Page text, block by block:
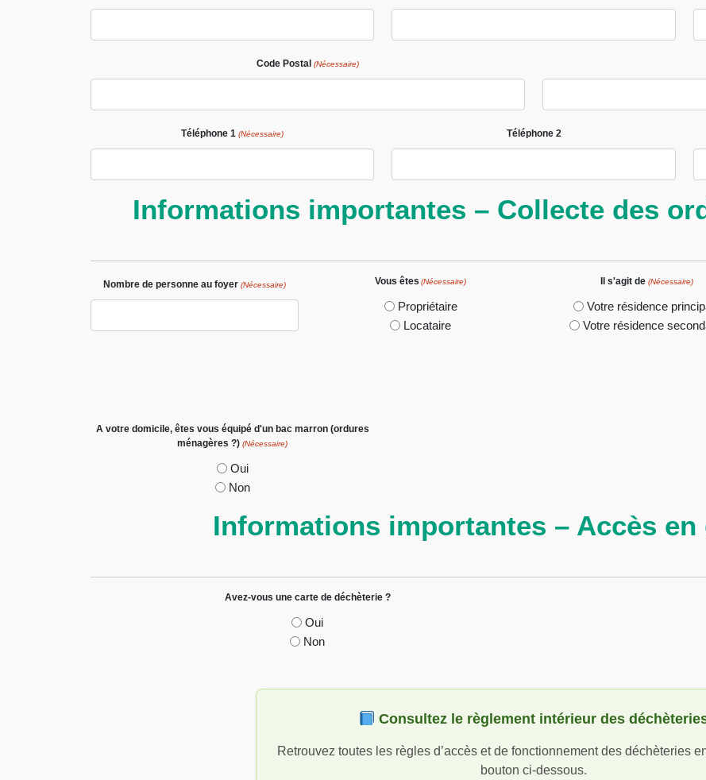
Code Postal (Nécessaire)
Téléphone 1 (Nécessaire) Téléphone 2
Informations importantes – Collecte des
Nombre de personne au foyer (Nécessaire) Vous êtes (Nécessaire)
Propriétaire
Locataire
Il s'agit de (Nécessaire)
Votre résidence
Votre résidence
A votre domicile, êtes vous équipé d'un bac marron (ordures
ménagères ?) (Nécessaire)
Oui
Non
Informations importantes – Accès en
Avez-vous une carte de déchèterie ?
Oui
Non
Consultez le règlement intérieur des
Retrouvez toutes les règles d’accès et de fonctionnement des déchèteries
bouton ci-dessous.